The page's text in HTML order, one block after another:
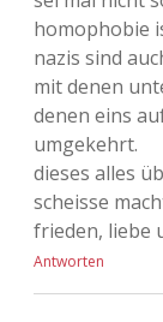
homophobie
nazis sind
mit denen
denen eins
umgekehrt.
dieses alles
scheisse
frieden, liebe
Antworten